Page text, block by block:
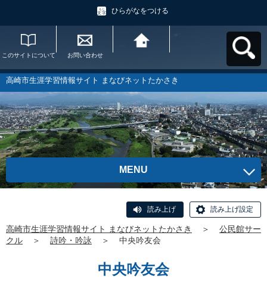
ひらがなをつける
このサイトについて お問い合わせ
たかさきへ戻る
高崎市生涯学習情報サイト まなびネットたかさき
MENU
読み上げ 読み上げ設定
高崎市生涯学習情報サイト まなびネットたかさき ＞
公民館サー
クル
＞ 詩吟・吟詠 ＞ 中央吟友会
中央吟友会